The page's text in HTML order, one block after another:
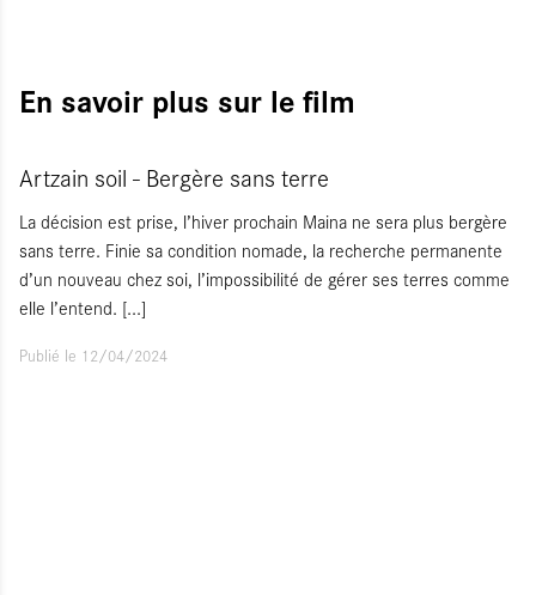
En savoir plus sur le film
Artzain soil - Bergère sans terre
La décision est prise, l’hiver prochain Maina ne sera plus bergère
sans terre. Finie sa condition nomade, la recherche permanente
d’un nouveau chez soi, l’impossibilité de gérer ses terres comme
elle l’entend. [...]
Publié le 12/04/2024